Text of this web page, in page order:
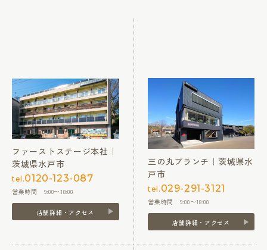
ファーストステージ本社｜
茨城県水戸市
tel.0120-123-087
営業時間 9:00〜18:00
店舗詳細・アクセス
三の丸ブランチ｜茨城県水
戸市
tel. 029-291-3121
営業時間 9:00〜18:00
店舗詳細・アクセス